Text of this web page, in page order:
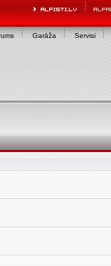
Garāža Servisi